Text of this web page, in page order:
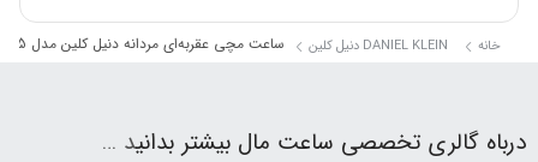
خانه DANIEL KLEIN دنیل کلین ساعت مچی عقربه‌ای مردانه دنیل کلین مدل DK.1.12807.5
درباه گالری تخصصی ساعت مال بیشتر بدانید …